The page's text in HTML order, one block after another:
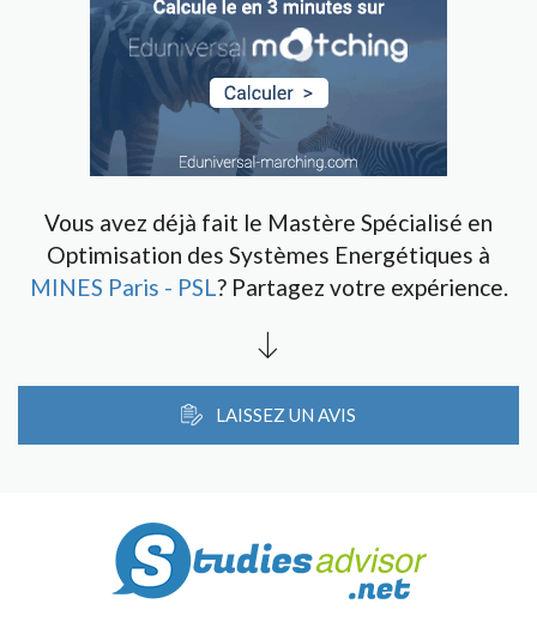
Vous avez déjà fait le Mastère Spécialisé en
Optimisation des Systèmes Energétiques à
MINES Paris - PSL? Partagez votre expérience.
LAISSEZ UN AVIS